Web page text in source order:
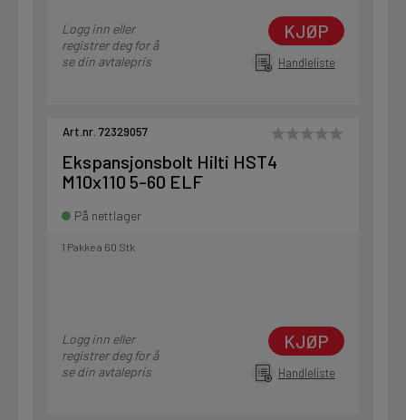
Logg inn eller
registrer deg for å
se din avtalepris
KJØP
Handleliste
Art.nr. 72329057
Ekspansjonsbolt Hilti HST4
M10x110 5-60 ELF
På nettlager
1 Pakke a 60 Stk
Logg inn eller
registrer deg for å
se din avtalepris
KJØP
Handleliste